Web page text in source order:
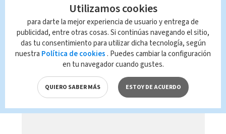
Telediario En Directo con Paula
Brenes, 07 de agosto 2026
Utilizamos cookies
para darte la mejor experiencia de usuario y entrega de
publicidad, entre otras cosas. Si continúas navegando el sitio,
das tu consentimiento para utilizar dicha tecnología, según
nuestra Política de cookies . Puedes cambiar la configuración
en tu navegador cuando gustes.
QUIERO SABER MÁS ESTOY DE ACUERDO